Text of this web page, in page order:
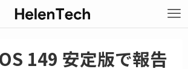
149 安定版で報告